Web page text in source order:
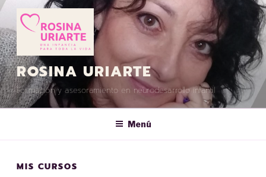
ROSINA URIARTE
Formación y asesoramiento en neurodesarrollo infantil
Menú
MIS CURSOS